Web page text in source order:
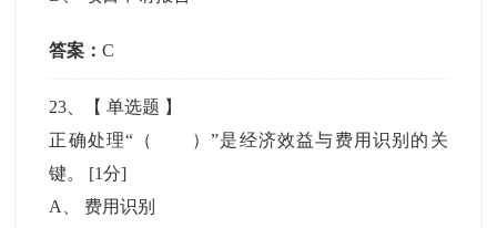
答案：C
23 、【单选题 】
正确处理“（ ）”是经济效益与费用识别的关
键。 [1分]
A
费用识别